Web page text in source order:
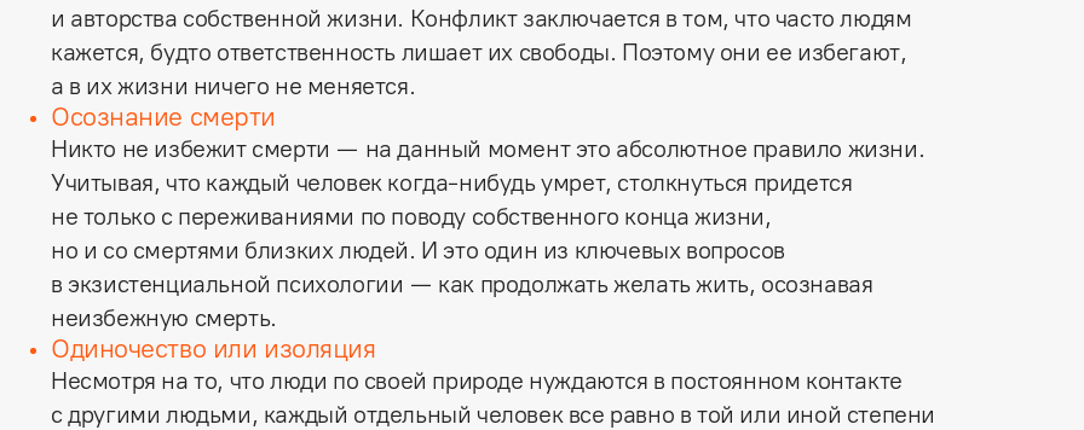
и авторства собственной жизни. Конфликт заключается в том, что часто людям
кажется, будто ответственность лишает их свободы. Поэтому они ее избегают,
а в их жизни ничего не меняется.
Осознание смерти
Никто не избежит смерти — на данный момент это абсолютное правило жизни.
Учитывая, что каждый человек когда-нибудь умрет, столкнуться придется
не только с переживаниями по поводу собственного конца жизни,
но и со смертями близких людей. И это один из ключевых вопросов
в экзистенциальной психологии — как продолжать желать жить, осознавая
неизбежную смерть.
Одиночество или изоляция
Несмотря на то, что люди по своей природе нуждаются в постоянном контакте
с другими людьми, каждый отдельный человек все равно в той или иной степени